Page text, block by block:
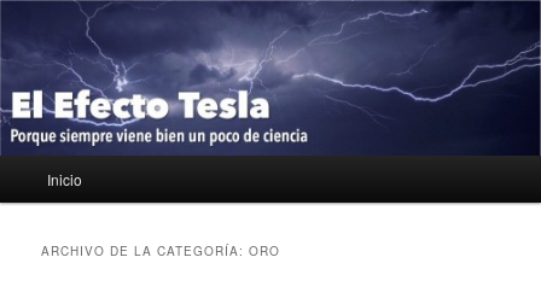
contenido
principal
contenido
secundario
El Efecto Tesla
Porque siempre viene bien un poco de ciencia
principal
Inicio
ARCHIVO DE LA CATEGORÍA:ORO